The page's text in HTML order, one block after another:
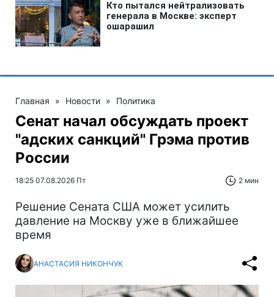
Главная » Новости » Политика
Сенат начал обсуждать проект
"адских санкций" Грэма против
России
18:25 07.08.2026 Пт 2 мин
Решение Сената США может усилить
давление на Москву уже в ближайшее
время
АНАСТАСИЯ НИКОНЧУК